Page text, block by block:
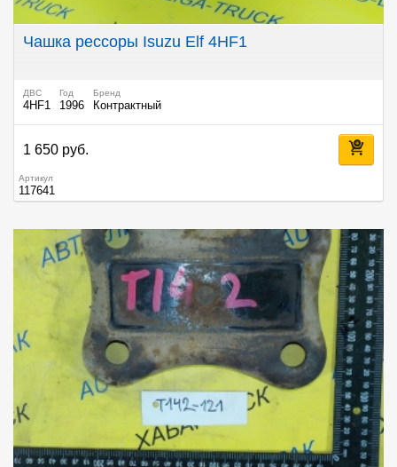
Чашка рессоры Isuzu Elf 4HF1
ДВС
4HF1
Год
1996
Бренд
Контрактный
1 650 руб.
Артикул
117641